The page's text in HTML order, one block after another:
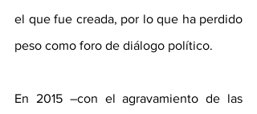
el que fue creada, por lo que ha perdido
peso como foro de diálogo político.
En 2015 –con el agravamiento de las